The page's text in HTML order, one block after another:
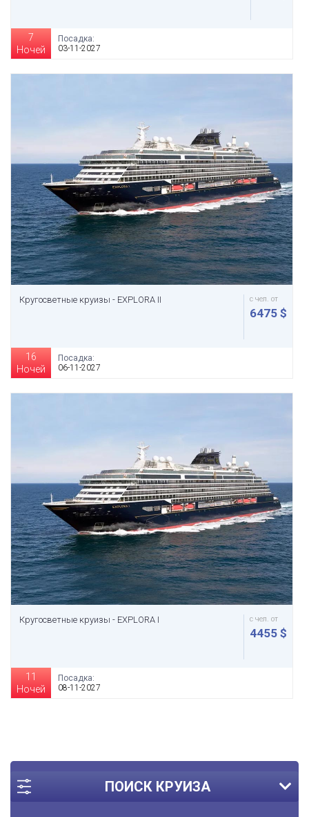
ПОИСК КРУИЗА
7
Ночей
Посадка:
03-11-2027
Кругосветные круизы - EXPLORA II с чел. от
6475 $
16
Ночей
Посадка:
06-11-2027
Кругосветные круизы - EXPLORA I с чел. от
4455 $
11
Ночей
Посадка:
08-11-2027